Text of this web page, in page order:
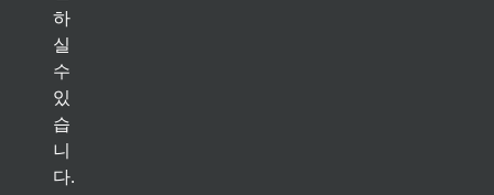
하
실
수
있
습
니
다.
BLX 임플란트
Tissue Level 임플란트
(TL) Tissue Level 임플란트
힐링 컴포넌트
(BL / BLT) Bone Level
빠른 주문